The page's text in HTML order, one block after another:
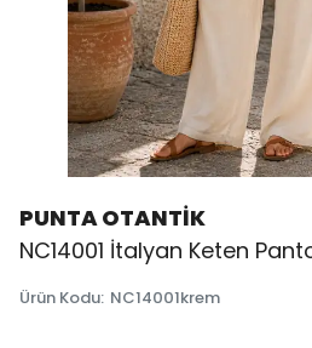
PUNTA OTANTİK
NC14001 İtalyan Keten
Ürün Kodu: NC14001krem